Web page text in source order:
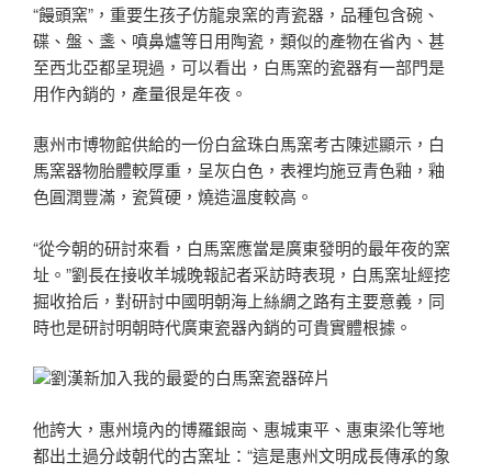
“饅頭窯”，重要生孩子仿龍泉窯的青瓷器，品種包含碗、
碟、盤、盞、噴鼻爐等日用陶瓷，類似的產物在省內、甚
至西北亞都呈現過，可以看出，白馬窯的瓷器有一部門是
用作內銷的，產量很是年夜。
惠州市博物館供給的一份白盆珠白馬窯考古陳述顯示，白
馬窯器物胎體較厚重，呈灰白色，表裡均施豆青色釉，釉
色圓潤豐滿，瓷質硬，燒造溫度較高。
“從今朝的研討來看，白馬窯應當是廣東發明的最年夜的窯
址。”劉長在接收羊城晚報記者采訪時表現，白馬窯址經挖
掘收拾后，對研討中國明朝海上絲綢之路有主要意義，同
時也是研討明朝時代廣東瓷器內銷的可貴實體根據。
劉漢新加入我的最愛的白馬窯瓷器碎片
他誇大，惠州境內的博羅銀崗、惠城東平、惠東梁化等地
都出土過分歧朝代的古窯址：“這是惠州文明成長傳承的象